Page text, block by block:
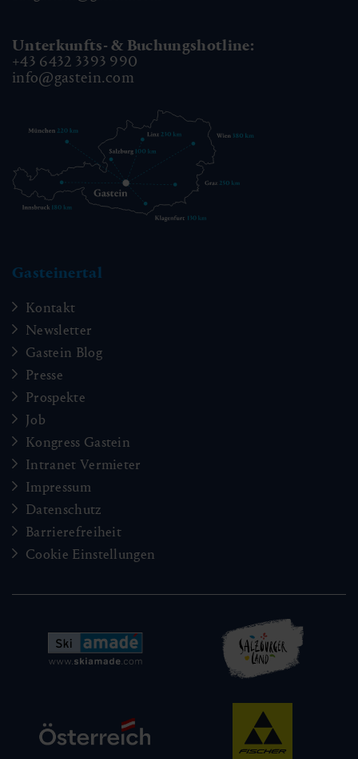
Unterkunfts- & Buchungshotline:
+43 6432 3393 990
info@gastein.com
Gasteinertal
Kontakt
Newsletter
Gastein Blog
Presse
Prospekte
Job
Kongress Gastein
Intranet Vermieter
Impressum
Datenschutz
Barrierefreiheit
Cookie Einstellungen